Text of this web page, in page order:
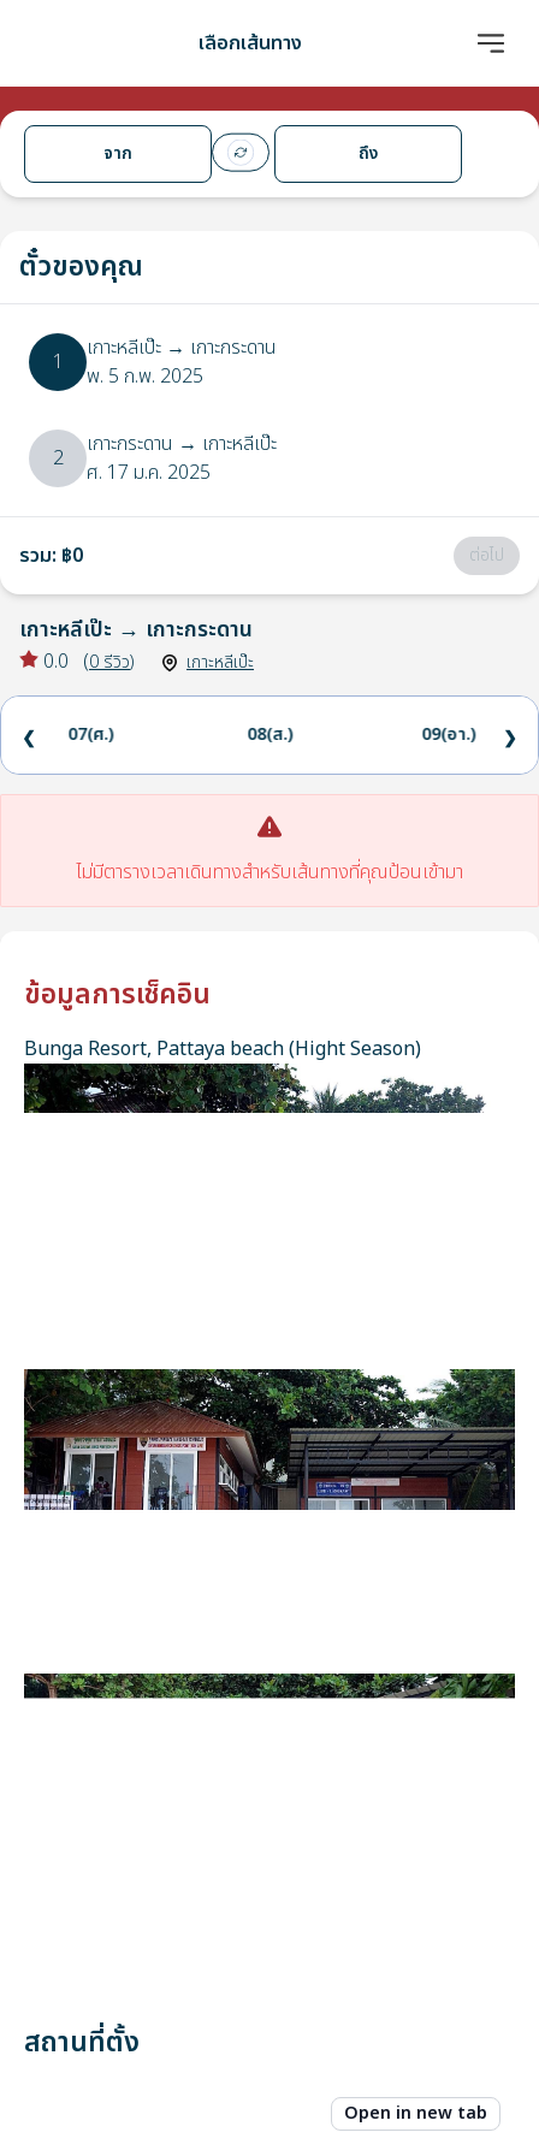
เลือกเส้นทาง
จาก ถึง
ตั๋วของคุณ
1 เกาะหลีเป๊ะ → เกาะกระดาน
พ. 5 ก.พ. 2025
2 เกาะกระดาน → เกาะหลีเป๊ะ
ศ. 17 ม.ค. 2025
รวม: ฿0 ต่อไป
เกาะหลีเป๊ะ → เกาะกระดาน
0.0 (0 รีวิว) เกาะหลีเป๊ะ
07(ศ.) 08(ส.) 09(อา.)
❮ ❯
ไม่มีตารางเวลาเดินทางสำหรับเส้นทางที่คุณป้อนเข้ามา
ข้อมูลการเช็คอิน
Bunga Resort, Pattaya beach (Hight Season)
สถานที่ตั้ง
Open in new tab